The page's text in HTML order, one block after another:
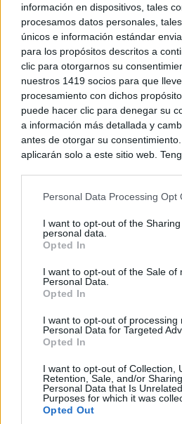
información en dispositivos, tales
procesamos datos personales,
únicos e información estándar
para los propósitos descritos a
clic para otorgarnos su
nuestros 1419 socios para que
procesamiento con dichos
puede hacer clic para denegar su
a información más detallada y
antes de otorgar su
aplicarán solo a este sitio web.
rechazar tal procesamiento. Puede
a este sitio y haciendo clic en el
parte inferior de la página web.
Please note that this website/app
services and may gather and store
not limited to your visit or usage
use your data for below specified
consent section.
Personal Data Processing Opt
I want to opt-out of the
personal data.
Opted In
I want to opt-out of the Sale of
Personal Data.
Opted In
I want to opt-out of processing
Personal Data for Targeted
Opted In
I want to opt-out of Collection,
Retention, Sale, and/or
Personal Data that Is
Purposes for which it was
Opted Out
Corepunk MMORPG
Un verdadero MMORPG de la
de antes, pero mejor!
Viaja sin visado